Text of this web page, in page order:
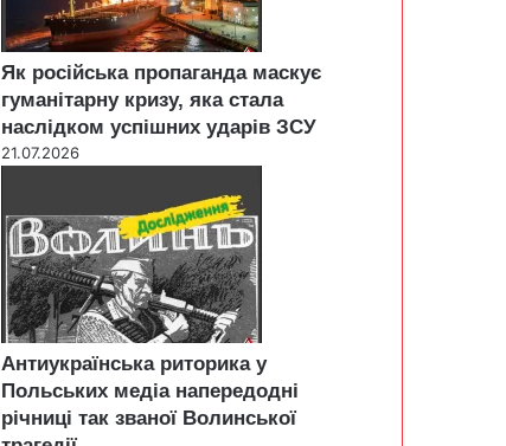
Як російська пропаганда маскує
гуманітарну кризу, яка стала
наслідком успішних ударів ЗСУ
21.07.2026
Антиукраїнська риторика у
Польських медіа напередодні
річниці так званої Волинської